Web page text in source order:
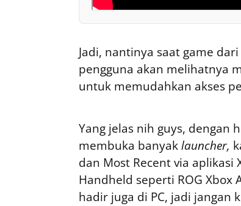
Jadi, nantinya saat game dari
pengguna akan melihatnya
untuk memudahkan akses
Yang jelas nih guys, dengan
membuka banyaklauncher,
dan Most Recent via
Handheld seperti ROG
hadir juga di PC, jadi jangan